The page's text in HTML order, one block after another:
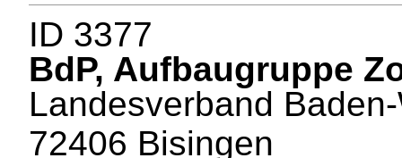
ID 3377
BdP, Aufbaugruppe
Landesverband
72406 Bisingen